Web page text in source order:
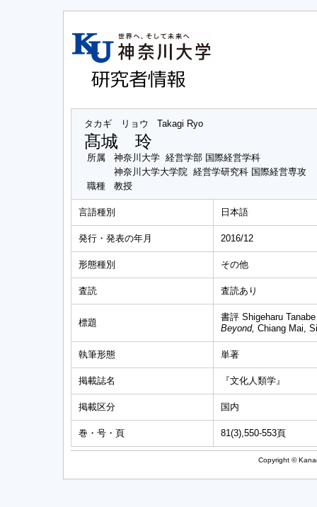
タカギ リョウ Takagi Ryo
髙城 玲
所属
神奈川大学 経営学部 国際経営学科
神奈川大学大学院 経営学研究科 国際経営専攻
職種
教授
言語種別 日本語
発行・発表の年月 2016/12
形態種別 その他
査読 査読あり
標題
書評 Shigeharu
Beyond, Chiang Mai,
執筆形態 単著
掲載誌名 『文化人類学』
掲載区分 国内
巻・号・頁 81(3),550-553頁
Copyright ©